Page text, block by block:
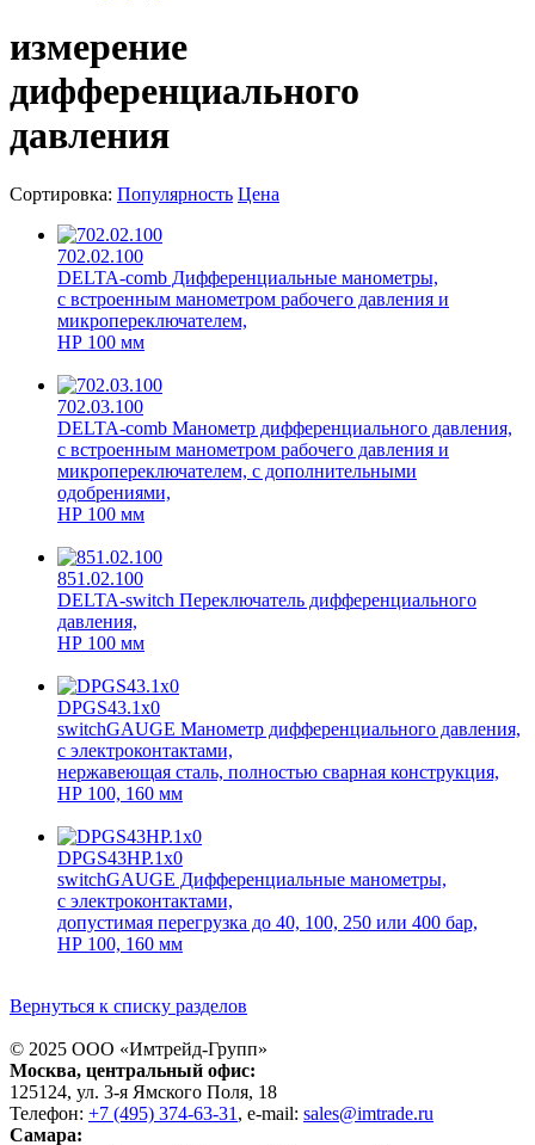
измерение
дифференциального
давления
Сортировка: Популярность Цена
702.02.100
DELTA-comb Дифференциальные манометры,
с встроенным манометром рабочего давления и
микропереключателем,
НР 100 мм
702.03.100
DELTA-comb Манометр дифференциального давления,
с встроенным манометром рабочего давления и
микропереключателем, с дополнительными
одобрениями,
НР 100 мм
851.02.100
DELTA-switch Переключатель дифференциального
давления,
НР 100 мм
DPGS43.1x0
switchGAUGE Манометр дифференциального давления,
с электроконтактами,
нержавеющая сталь, полностью сварная конструкция,
НР 100, 160 мм
DPGS43HP.1x0
switchGAUGE Дифференциальные манометры,
с электроконтактами,
допустимая перегрузка до 40, 100, 250 или 400 бар,
НР 100, 160 мм
Вернуться к списку разделов
© 2025 ООО «Имтрейд-Групп»
Москва, центральный офис:
125124, ул. 3-я Ямского Поля, 18
Телефон: +7 (495) 374-63-31 , e-mail: sales@imtrade.ru
Самара: